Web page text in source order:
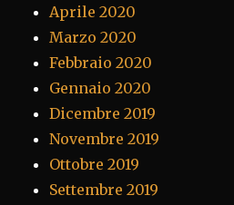
Aprile 2020
Marzo 2020
Febbraio 2020
Gennaio 2020
Dicembre 2019
Novembre 2019
Ottobre 2019
Settembre 2019